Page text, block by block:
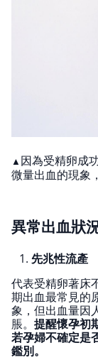
▲ 因為受精卵成
微量出血的現象
異常出血狀
先兆性流產
代表受精卵著床
期出血最常見的
象，但出血量因
脹。 提醒懷孕初
若孕婦不確定是
鑑別。